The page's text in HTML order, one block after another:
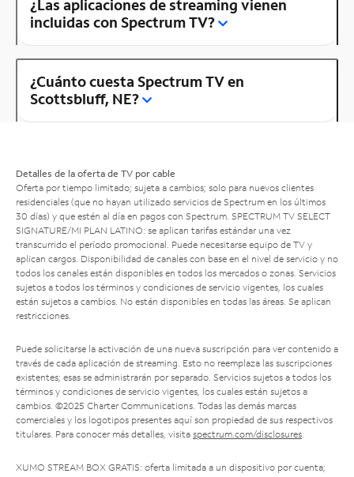
¿Las aplicaciones de streaming vienen
incluidas con Spectrum TV?
¿Cuánto cuesta Spectrum TV en
Scottsbluff, NE?
Detalles de la oferta de TV por cable
Oferta por tiempo limitado; sujeta a cambios; solo para nuevos clientes
residenciales (que no hayan utilizado servicios de Spectrum en los últimos
30 días) y que estén al día en pagos con Spectrum. SPECTRUM TV SELECT
SIGNATURE/MI PLAN LATINO: se aplican tarifas estándar una vez
transcurrido el período promocional. Puede necesitarse equipo de TV y
aplican cargos. Disponibilidad de canales con base en el nivel de servicio y no
todos los canales están disponibles en todos los mercados o zonas. Servicios
sujetos a todos los términos y condiciones de servicio vigentes, los cuales
están sujetos a cambios. No están disponibles en todas las áreas. Se aplican
restricciones.
Puede solicitarse la activación de una nueva suscripción para ver contenido a
través de cada aplicación de streaming. Esto no reemplaza las suscripciones
existentes; esas se administrarán por separado. Servicios sujetos a todos los
términos y condiciones de servicio vigentes, los cuales están sujetos a
cambios. ©2025 Charter Communications. Todas las demás marcas
comerciales y los logotipos presentes aquí son propiedad de sus respectivos
titulares. Para conocer más detalles, visita spectrum.com/disclosures.
XUMO STREAM BOX GRATIS: oferta limitada a un dispositivo por cuenta;